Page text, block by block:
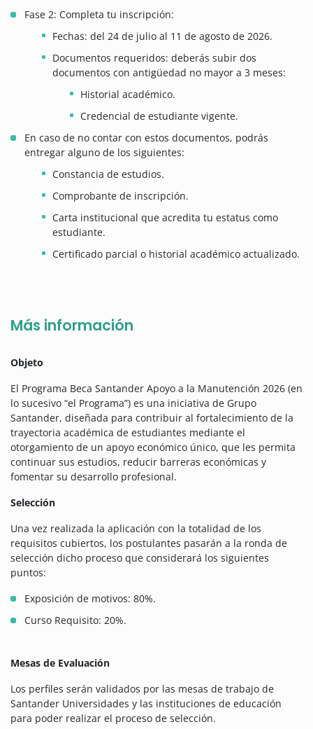
Fase 2: Completa tu inscripción:
Fechas: del 24 de julio al 11 de agosto de 2026.
Documentos requeridos: deberás subir dos
documentos con antigüedad no mayor a 3 meses:
Historial académico.
Credencial de estudiante vigente.
En caso de no contar con estos documentos, podrás
entregar alguno de los siguientes:
Constancia de estudios.
Comprobante de inscripción.
Carta institucional que acredita tu estatus como
estudiante.
Certificado parcial o historial académico actualizado.
Más información
Objeto
El Programa Beca Santander Apoyo a la Manutención 2026 (en
lo sucesivo “el Programa”) es una iniciativa de Grupo
Santander, diseñada para contribuir al fortalecimiento de la
trayectoria académica de estudiantes mediante el
otorgamiento de un apoyo económico único, que les permita
continuar sus estudios, reducir barreras económicas y
fomentar su desarrollo profesional.
Selección
Una vez realizada la aplicación con la totalidad de los
requisitos cubiertos, los postulantes pasarán a la ronda de
selección dicho proceso que considerará los siguientes
puntos:
Exposición de motivos: 80%.
Curso Requisito: 20%.
Mesas de Evaluación
Los perfiles serán validados por las mesas de trabajo de
Santander Universidades y las instituciones de educación
para poder realizar el proceso de selección.